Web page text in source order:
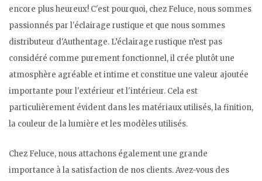
encore plus heureux! C'est pourquoi, chez Feluce, nous sommes
passionnés par l'éclairage rustique et que nous sommes
distributeur d'Authentage. L’éclairage rustique n’est pas
considéré comme purement fonctionnel, il crée plutôt une
atmosphère agréable et intime et constitue une valeur ajoutée
importante pour l'extérieur et l'intérieur. Cela est
particulièrement évident dans les matériaux utilisés, la finition,
la couleur de la lumière et les modèles utilisés.
Chez Feluce, nous attachons également une grande
importance à la satisfaction de nos clients. Avez-vous des